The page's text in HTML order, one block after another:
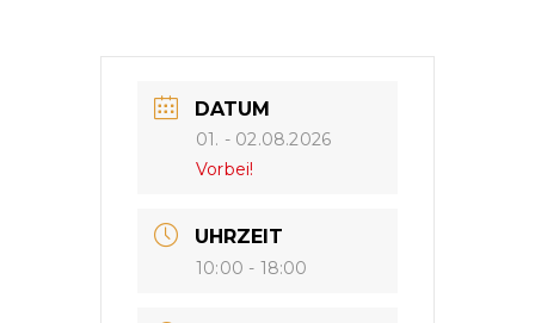
DATUM
01. - 02.08.2026
Vorbei!
UHRZEIT
10:00 - 18:00